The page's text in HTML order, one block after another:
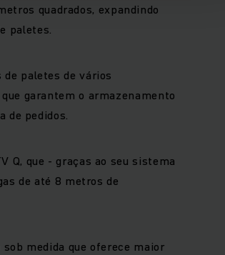
quadrados, expandindo
paletes.
paletes de vários
garantem o armazenamento
de pedidos.
Q, que - graças ao seu sistema
de até 8 metros de
medida que oferece maior